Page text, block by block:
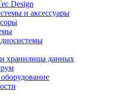
Design
и аксессуары
хранилища данных